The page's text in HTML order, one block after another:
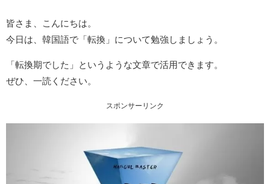
皆さま、こんにちは。
今日は、韓国語で「転換」について勉強しましょう。
「転換期でした」というような文章で活用できます。
ぜひ、一読ください。
スポンサーリンク